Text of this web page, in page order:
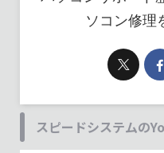
ソコン修理
スピードシステムの